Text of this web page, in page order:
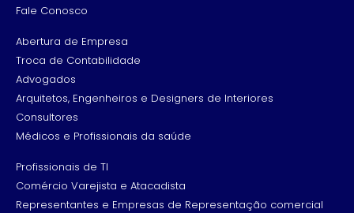
Fale Conosco
Abertura de Empresa
Troca de Contabilidade
Advogados
Arquitetos, Engenheiros e Designers de Interiores
Consultores
Médicos e Profissionais da saúde
Profissionais de TI
Comércio Varejista e Atacadista
Representantes e Empresas de Representação comercial